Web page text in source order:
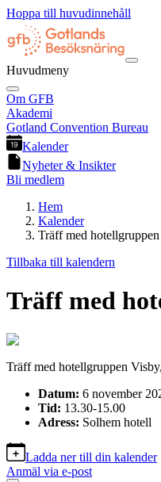
Hoppa till huvudinnehåll
Huvudmeny
Om GFB
Akademi
Gotland Convention Bureau
Kalender
Nyheter & Insikter
Bli medlem
Hem
Kalender
Träff med
Tillbaka till kalendern
Träff med
Träff med hotellgruppen
Datum: 6 november
Tid: 13.30-15.00
Adress: Solhem hotell
Ladda ner till din kalender
Anmäl via e-post